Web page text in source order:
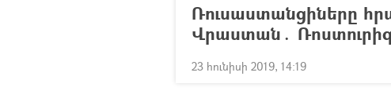
Ռուսաստանցիները
Վրաստան․
23 հունիսի 2019, 14:19